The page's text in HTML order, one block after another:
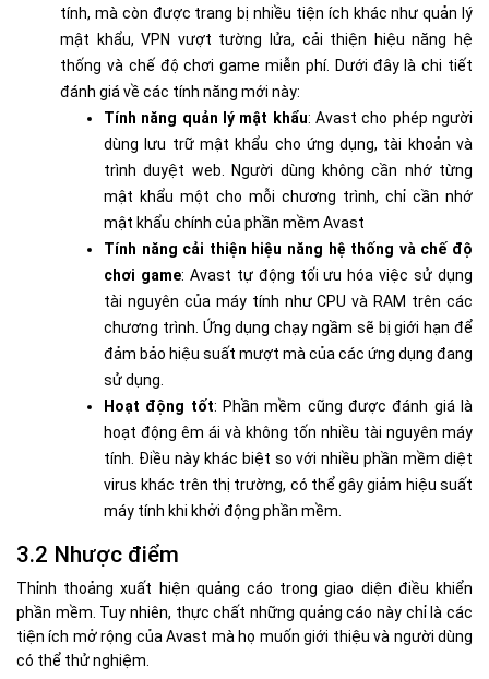
tính, mà còn được trang bị nhiều tiện ích khác như quản lý
mật khẩu, VPN vượt tường lửa, cải thiện hiệu năng hệ
thống và chế độ chơi game miễn phí. Dưới đây là chi tiết
đánh giá về các tính năng mới này:
Tính năng quản lý mật khẩu: Avast cho phép người
dùng lưu trữ mật khẩu cho ứng dụng, tài khoản và
trình duyệt web. Người dùng không cần nhớ từng
mật khẩu một cho mỗi chương trình, chỉ cần nhớ
mật khẩu chính của phần mềm Avast
Tính năng cải thiện hiệu năng hệ thống và chế độ
chơi game: Avast tự động tối ưu hóa việc sử dụng
tài nguyên của máy tính như CPU và RAM trên các
chương trình. Ứng dụng chạy ngầm sẽ bị giới hạn để
đảm bảo hiệu suất mượt mà của các ứng dụng đang
sử dụng.
Hoạt động tốt: Phần mềm cũng được đánh giá là
hoạt động êm ái và không tốn nhiều tài nguyên máy
tính. Điều này khác biệt so với nhiều phần mềm diệt
virus khác trên thị trường, có thể gây giảm hiệu suất
máy tính khi khởi động phần mềm.
3.2 Nhược điểm
Thỉnh thoảng xuất hiện quảng cáo trong giao diện điều khiển
phần mềm. Tuy nhiên, thực chất những quảng cáo này chỉ là các
tiện ích mở rộng của Avast mà họ muốn giới thiệu và người dùng
có thể thử nghiệm.